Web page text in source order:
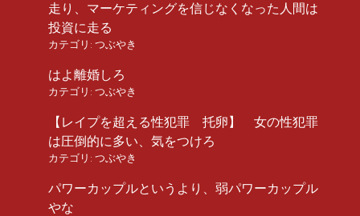
走り、マーケティングを信じなくなった人間は
投資に走る
カテゴリ: つぶやき
はよ離婚しろ
カテゴリ: つぶやき
【レイプを超える性犯罪 托卵】 女の性犯罪
は圧倒的に多い、気をつけろ
カテゴリ: つぶやき
パワーカップルというより、弱パワーカップル
やな